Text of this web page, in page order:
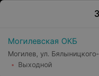
Могилевская ОКБ
Могилев, ул.
Выходной